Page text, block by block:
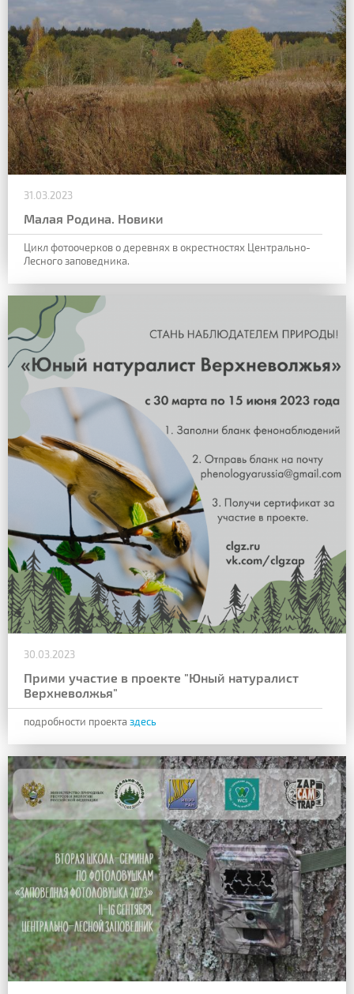
31.03.2023
Малая Родина. Новики
Цикл фотоочерков о деревнях в окрестностях Центрально-
Лесного заповедника.
30.03.2023
Прими участие в проекте "Юный натуралист
Верхневолжья"
подробности проектаздесь